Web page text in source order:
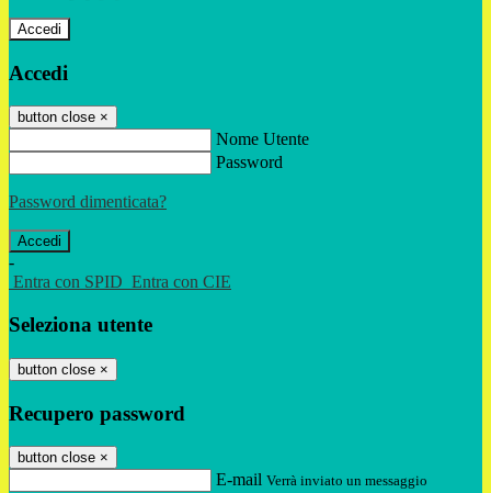
Accedi
Accedi
button close ×
Nome Utente
Password
Password dimenticata?
-
Entra con SPID Entra con CIE
Seleziona utente
button close ×
Recupero password
button close ×
E-mail Verrà inviato un messaggio